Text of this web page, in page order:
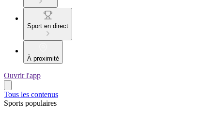
Sport en direct
À proximité
Ouvrir l'app
Tous les contenus
Sports populaires